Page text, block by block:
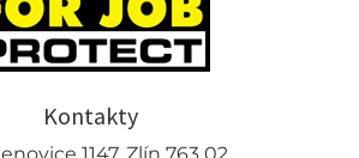
Kontakty
1147, Zlín 763 02